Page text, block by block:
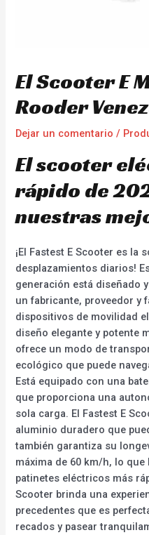
El Scooter E
Rooder
Dejar un comentario /
El scooter
rápido de
nuestras
¡El Fastest E Scooter es la
desplazamientos diarios!
generación está diseñado
un fabricante, proveedor y
dispositivos de movilidad
diseño elegante y potente
ofrece un modo de
ecológico que puede
Está equipado con una
que proporciona una
sola carga. El Fastest E
aluminio duradero que
también garantiza su
máxima de 60 km/h, lo
patinetes eléctricos más
Scooter brinda una
precedentes que es
recados y pasear